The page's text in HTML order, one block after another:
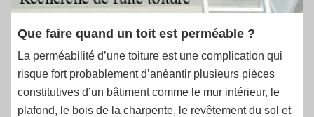
Que faire quand un toit est perméable ?
La perméabilité d’une toiture est une complication qui
risque fort probablement d’anéantir plusieurs pièces
constitutives d’un bâtiment comme le mur intérieur, le
plafond, le bois de la charpente, le revêtement du sol et